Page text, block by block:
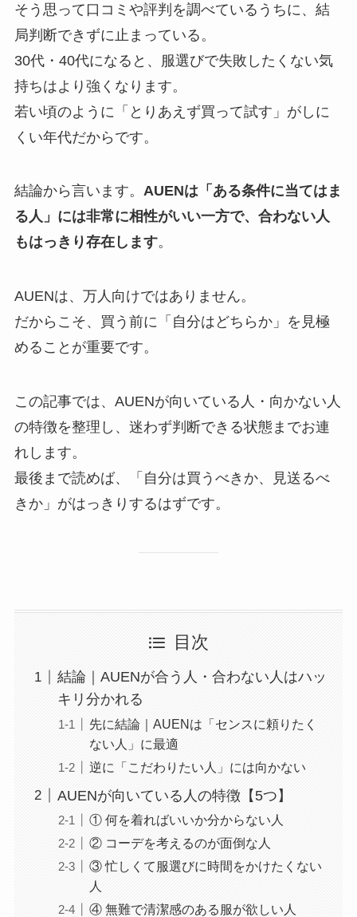
そう思って口コミや評判を調べているうちに、結
局判断できずに止まっている。
30代・40代になると、服選びで失敗したくない気
持ちはより強くなります。
若い頃のように「とりあえず買って試す」がしに
くい年代だからです。
結論から言います。 AUENは「ある条件に当てはま
る人」には非常に相性がいい一方で、合わない人
もはっきり存在します。
AUENは、万人向けではありません。
だからこそ、買う前に「自分はどちらか」を見極
めることが重要です。
この記事では、AUENが向いている人・向かない人
の特徴を整理し、迷わず判断できる状態までお連
れします。
最後まで読めば、「自分は買うべきか、見送るべ
きか」がはっきりするはずです。
目次
結論｜AUENが合う人・合わない人はハッ
キリ分かれる
先に結論｜AUENは「センスに頼りたく
ない人」に最適
逆に「こだわりたい人」には向かない
AUENが向いている人の特徴【5つ】
① 何を着ればいいか分からない人
② コーデを考えるのが面倒な人
③ 忙しくて服選びに時間をかけたくない
人
④ 無難で清潔感のある服が欲しい人